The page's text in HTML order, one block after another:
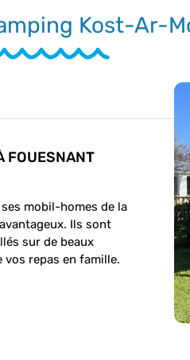
Kost-Ar-
FOUESNANT
mobil-homes de la
Ils sont
sur de beaux
repas en famille.